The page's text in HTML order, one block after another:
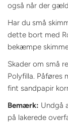
også når der
Har du små
dette bort med
bekæmpe
Skader om små
Polyfilla. Påføres
fint sandpapir
Bemærk: Undgå
på lakerede